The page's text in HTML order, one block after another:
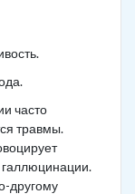
часто
травмы.
галлюцинации.
другому